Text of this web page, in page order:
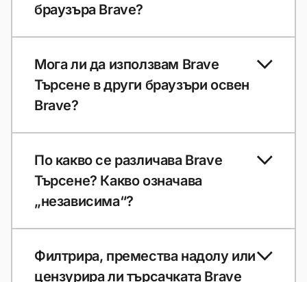
браузъра Brave?
Мога ли да използвам Brave
Търсене в други браузъри освен
Brave?
По какво се различава Brave
Търсене? Какво означава
„независима“?
Филтрира, премества надолу или
цензурира ли търсачката Brave